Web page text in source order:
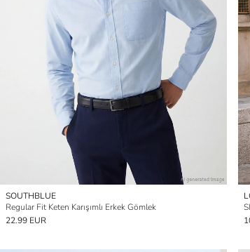
SOUTHBLUE
Regular Fit Keten Karışımlı Erkek Gömlek
22.99 EUR